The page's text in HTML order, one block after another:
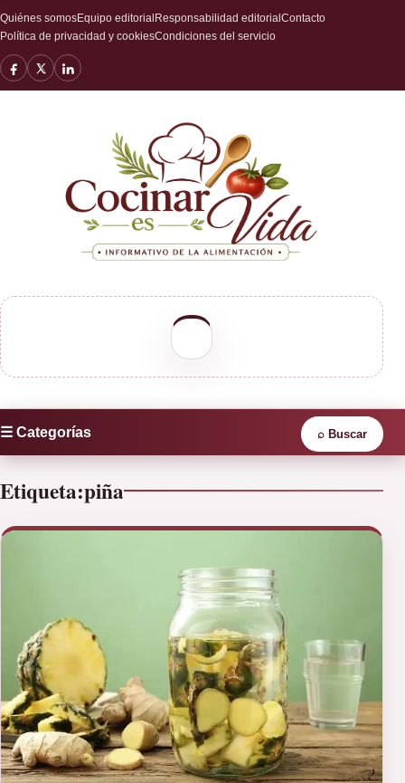
Quiénes somosEquipo editorial Responsabilidad editorial Contacto
Política de privacidad y cookiesCondiciones del servicio
☰ Categorías ⌕ Buscar
Etiqueta:piña